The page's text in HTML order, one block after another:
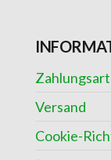
Versand
Cookie-